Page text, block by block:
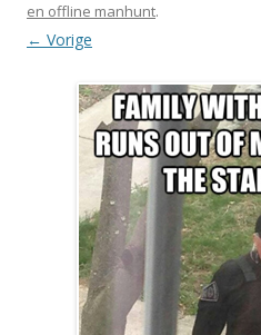
en offline manhunt.
← Vorige